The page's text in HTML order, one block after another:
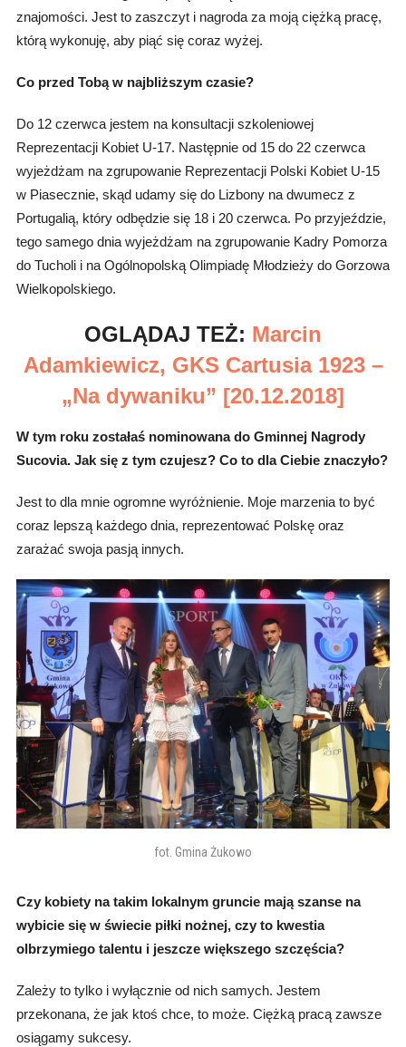
znajomości. Jest to zaszczyt i nagroda za moją ciężką pracę,
którą wykonuję, aby piąć się coraz wyżej.
Co przed Tobą w najbliższym czasie?
Do 12 czerwca jestem na konsultacji szkoleniowej
Reprezentacji Kobiet U-17. Następnie od 15 do 22 czerwca
wyjeżdżam na zgrupowanie Reprezentacji Polski Kobiet U-15
w Piasecznie, skąd udamy się do Lizbony na dwumecz z
Portugalią, który odbędzie się 18 i 20 czerwca. Po przyjeździe,
tego samego dnia wyjeżdżam na zgrupowanie Kadry Pomorza
do Tucholi i na Ogólnopolską Olimpiadę Młodzieży do Gorzowa
Wielkopolskiego.
OGLĄDAJ TEŻ: Marcin
Adamkiewicz, GKS Cartusia 1923 –
„Na dywaniku” [20.12.2018]
W tym roku zostałaś nominowana do Gminnej Nagrody
Sucovia. Jak się z tym czujesz? Co to dla Ciebie znaczyło?
Jest to dla mnie ogromne wyróżnienie. Moje marzenia to być
coraz lepszą każdego dnia, reprezentować Polskę oraz
zarażać swoja pasją innych.
fot. Gmina Żukowo
Czy kobiety na takim lokalnym gruncie mają szanse na
wybicie się w świecie piłki nożnej, czy to kwestia
olbrzymiego talentu i jeszcze większego szczęścia?
Zależy to tylko i wyłącznie od nich samych. Jestem
przekonana, że jak ktoś chce, to może. Ciężką pracą zawsze
osiągamy sukcesy.